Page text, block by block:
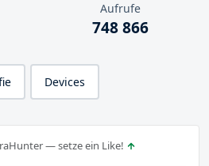
Aufrufe
748 866
Devices
— setze ein Like!